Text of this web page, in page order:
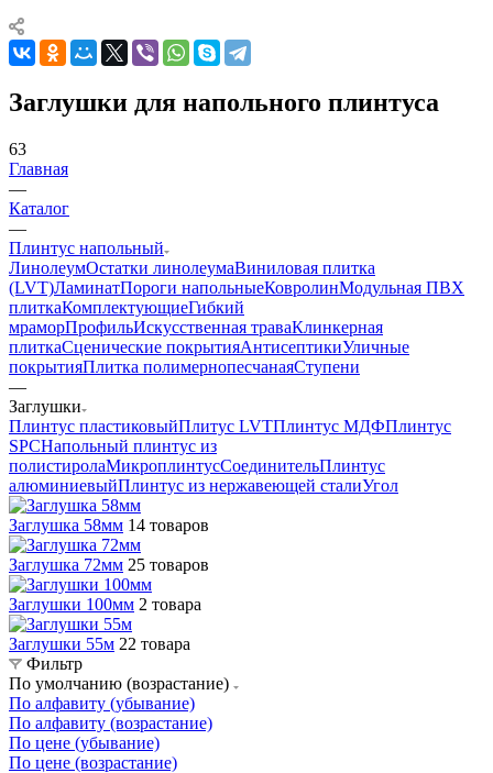
Заглушки для напольного плинтуса
63
Главная
—
Каталог
—
Плинтус напольный
ЛинолеумОстатки линолеумаВиниловая плитка
(LVT)ЛаминатПороги напольныеКовролинМодульная ПВХ
плиткаКомплектующиеГибкий
мраморПрофильИскусственная траваКлинкерная
плиткаСценические покрытияАнтисептикиУличные
покрытияПлитка полимернопесчанаяСтупени
—
Заглушки
Плинтус пластиковыйПлитус LVTПлинтус МДФПлинтус
SPCНапольный плинтус из
полистиролаМикроплинтусСоединительПлинтус
алюминиевыйПлинтус из нержавеющей сталиУгол
Заглушка 58мм 14 товаров
Заглушка 72мм 25 товаров
Заглушки 100мм 2 товара
Заглушки 55м 22 товара
Фильтр
По умолчанию (возрастание)
По алфавиту (убывание)
По алфавиту (возрастание)
По цене (убывание)
По цене (возрастание)